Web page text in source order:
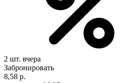
2 шт. вчера
Забронировать
8,58 р.